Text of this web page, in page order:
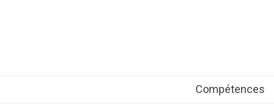
Compétences